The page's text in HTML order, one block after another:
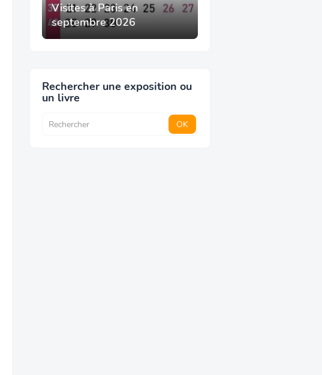
Visites à Paris en
septembre 2026
Rechercher une exposition ou
un livre